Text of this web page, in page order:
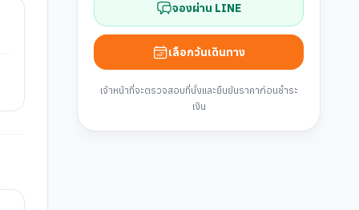
จองผ่าน LINE
เลือกวันเดินทาง
เจ้าหน้าที่จะตรวจสอบที่นั่งและยืนยันราคาก่อนชำระ
เงิน